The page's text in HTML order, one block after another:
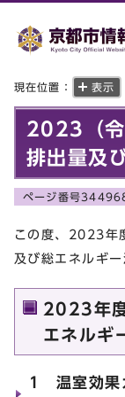
現在位置： 表示
2023（令
排出量及
ページ番号
この度、2023年
及び総エネルギー
2023年
エネルギ
1 温室効果